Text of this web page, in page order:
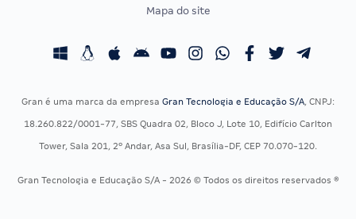
Concursos Fiscais
Residência Multiprofissional
Calendário OAB
Mapa do site
Gran é uma marca da empresa Gran Tecnologia e Educação S/A, CNPJ:
18.260.822/0001-77, SBS Quadra 02, Bloco J, Lote 10, Edifício Carlton
Tower, Sala 201, 2º Andar, Asa Sul, Brasília-DF, CEP 70.070-120.
Gran Tecnologia e Educação S/A - 2026 © Todos os direitos reservados ®